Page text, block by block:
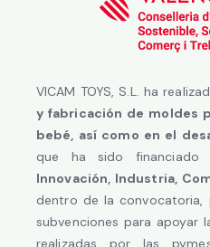
VICAM TOYS, S.L. ha
y fabricación de moldes
bebé, así como en el
que ha sido
Innovación, Industria,
dentro de la convocatoria,
subvenciones para apoyar